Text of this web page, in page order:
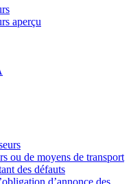
aperçu
ou de moyens de transport
des défauts
d’annonce des